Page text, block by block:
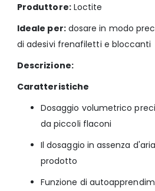
Produttore:Loctite
Ideale per:dosare in modo
di adesivi frenafiletti e bloccanti
Descrizione:
Caratteristiche
Dosaggio volumetrico
da piccoli flaconi
Il dosaggio in assenza
prodotto
Funzione di